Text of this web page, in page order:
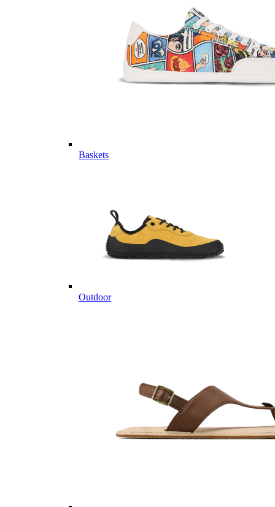
Baskets
Outdoor